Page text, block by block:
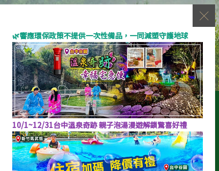
🌿響應環保政策不提供一次性備品，一同減塑守護地球
10/1~12/31台中溫泉奇跡 親子泡湯漫遊解鎖驚喜好禮
424101 台中市和平區博愛里東關路一段188號(臺中市旅館
275號)
FAX 04-2595-0060 TEL 04-2595-0000